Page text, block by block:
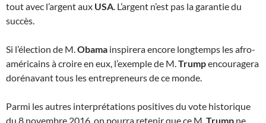
tout avec l’argent aux USA. L’argent n’est pas la garantie du
succès.
Si l’élection de M.Obama inspirera encore longtemps les afro-
américains à croire en eux, l’exemple de M.Trumpencouragera
dorénavant tous les entrepreneurs de ce monde.
Parmi les autres interprétations positives du vote historique
du 8 novembre 2016, on pourra retenir que ce M.Trump ne